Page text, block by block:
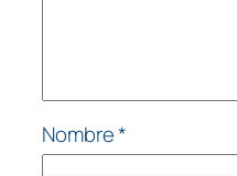
Nombre*